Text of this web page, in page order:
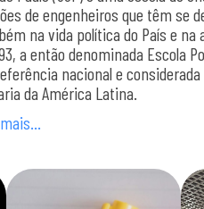
de engenheiros que têm se
na vida política do País e na
a então denominada Escola
nacional e
da América Latina.